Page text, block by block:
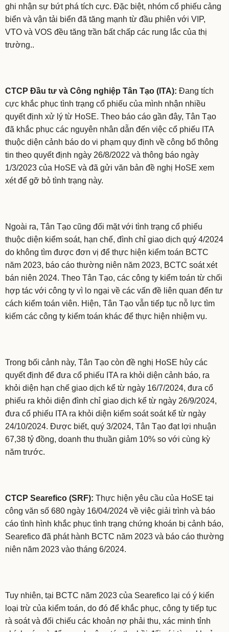
ghi nhận sự bứt phá tích cực. Đặc biệt, nhóm cổ phiếu cảng
biển và vận tải biển đã tăng mạnh từ đầu phiên với VIP,
VTO và VOS đều tăng trần bất chấp các rung lắc của thị
trường..
CTCP Đầu tư và Công nghiệp Tân Tạo (ITA): Đang tích
cực khắc phục tình trạng cổ phiếu của mình nhận nhiều
quyết định xử lý từ HoSE. Theo báo cáo gần đây, Tân Tạo
đã khắc phục các nguyên nhân dẫn đến việc cổ phiếu ITA
thuộc diện cảnh báo do vi phạm quy định về công bố thông
tin theo quyết định ngày 26/8/2022 và thông báo ngày
1/3/2023 của HoSE và đã gửi văn bản đề nghị HoSE xem
xét để gỡ bỏ tình trạng này.
Ngoài ra, Tân Tạo cũng đối mặt với tình trạng cổ phiếu
thuộc diện kiểm soát, hạn chế, đình chỉ giao dịch quý 4/2024
do không tìm được đơn vị để thực hiện kiểm toán BCTC
năm 2023, báo cáo thường niên năm 2023, BCTC soát xét
bán niên 2024. Theo Tân Tạo, các công ty kiểm toán từ chối
hợp tác với công ty vì lo ngại về các vấn đề liên quan đến tư
cách kiểm toán viên. Hiện, Tân Tạo vẫn tiếp tục nỗ lực tìm
kiếm các công ty kiểm toán khác để thực hiện nhiệm vụ.
Trong bối cảnh này, Tân Tạo còn đề nghị HoSE hủy các
quyết định để đưa cổ phiếu ITA ra khỏi diện cảnh báo, ra
khỏi diện hạn chế giao dịch kể từ ngày 16/7/2024, đưa cổ
phiếu ra khỏi diện đình chỉ giao dịch kể từ ngày 26/9/2024,
đưa cổ phiếu ITA ra khỏi diện kiểm soát soát kể từ ngày
24/10/2024. Được biết, quý 3/2024, Tân Tạo đạt lợi nhuận
67,38 tỷ đồng, doanh thu thuần giảm 10% so với cùng kỳ
năm trước.
CTCP Searefico (SRF): Thực hiện yêu cầu của HoSE tại
công văn số 680 ngày 16/04/2024 về việc giải trình và báo
cáo tình hình khắc phục tình trạng chứng khoán bị cảnh báo,
Searefico đã phát hành BCTC năm 2023 và báo cáo thường
niên năm 2023 vào tháng 6/2024.
Tuy nhiên, tại BCTC năm 2023 của Searefico lại có ý kiến
loại trừ của kiểm toán, do đó để khắc phục, công ty tiếp tục
rà soát và đối chiếu các khoản nợ phải thu, xác minh tỉnh